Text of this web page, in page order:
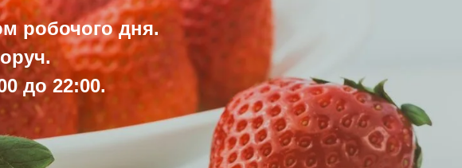
робочого дня.
до 22:00.